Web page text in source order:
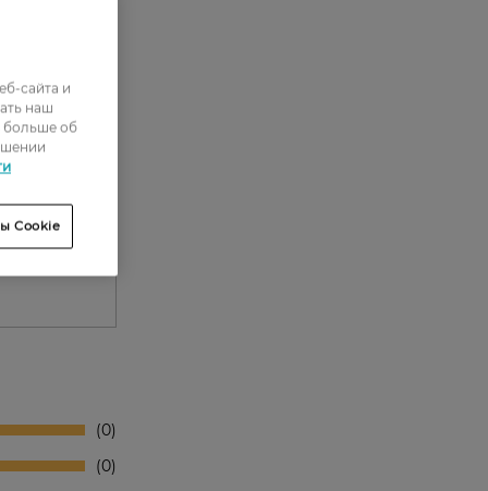
0
0
сайта и
наш
больше об
Cookie